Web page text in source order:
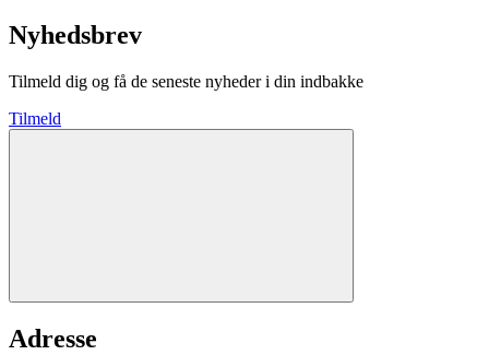
Nyhedsbrev
Tilmeld dig og få de seneste nyheder i din indbakke
Tilmeld
Adresse